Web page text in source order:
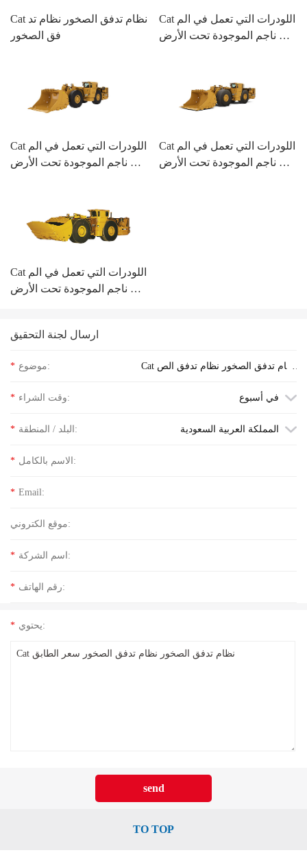
Cat نظام تدفق الصخور نظام تد
فق الصخور
Cat اللودرات التي تعمل في الم
ناجم الموجودة تحت الأرض R1
Cat اللودرات التي تعمل في الم
ناجم الموجودة تحت الأرض R1
Cat اللودرات التي تعمل في الم
ناجم الموجودة تحت الأرض R1
Cat اللودرات التي تعمل في الم
ناجم الموجودة تحت الأرض R2
ارسال لجنة التحقيق
* موضوع: Cat نظام تدفق الصخور نظام تدفق الص
خور استفسر عن سعر الكلمة * وقت الشراء: في أسبوع
* البلد / المنطقة: المملكة العربية السعودية
* الاسم بالكامل:
* Email:
موقع الكتروني:
* اسم الشركة:
* رقم الهاتف:
* يحتوي:
TO TOP